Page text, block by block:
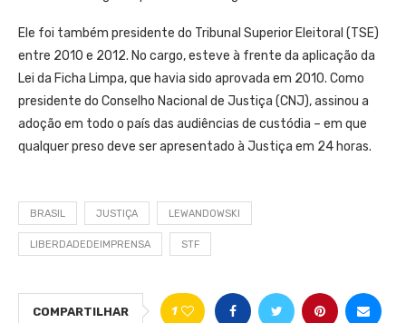
Ele foi também presidente do Tribunal Superior Eleitoral (TSE)
entre 2010 e 2012. No cargo, esteve à frente da aplicação da
Lei da Ficha Limpa, que havia sido aprovada em 2010. Como
presidente do Conselho Nacional de Justiça (CNJ), assinou a
adoção em todo o país das audiências de custódia – em que
qualquer preso deve ser apresentado à Justiça em 24 horas.
BRASIL JUSTIÇA LEWANDOWSKI
LIBERDADEDEIMPRENSA STF
COMPARTILHAR 1